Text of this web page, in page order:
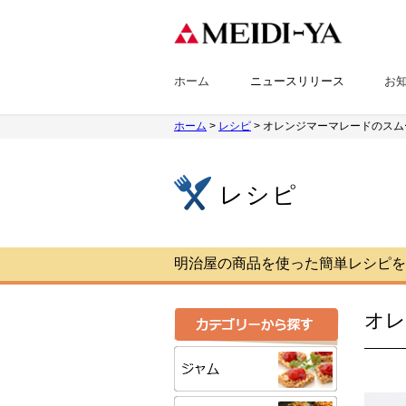
ホーム ニュースリリース お
ホーム > レシピ > オレンジマーマレードのス
レシピ
明治屋の商品を使った簡単レシピ
オ